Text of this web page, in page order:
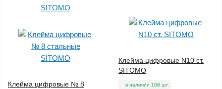
Клейма цифровые № 8
Клейма цифровые N10 ст.
SITOMO
в наличии 108 шт.